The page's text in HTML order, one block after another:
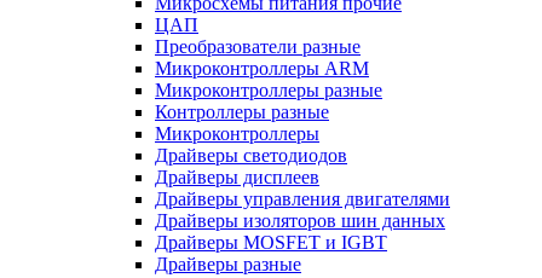
ЦАП
Преобразователи разные
Микроконтроллеры ARM
Микроконтроллеры разные
Контроллеры разные
Микроконтроллеры
Драйверы светодиодов
Драйверы дисплеев
Драйверы управления двигателями
Драйверы изоляторов шин данных
Драйверы MOSFET и IGBT
Драйверы разные